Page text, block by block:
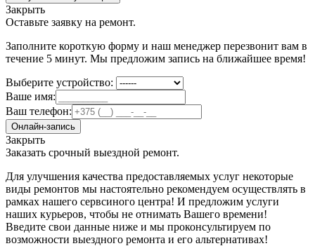
Закрыть
Оставьте заявку на ремонт.
Заполните короткую форму и наш менеджер перезвонит вам в
течение 5 минут. Мы предложим запись на ближайшее время!
Выберите устройство:
Ваше имя:
Ваш телефон:
Онлайн-запись
Закрыть
Заказать срочный выездной ремонт.
Для улучшения качества предоставляемых услуг некоторые
виды ремонтов мы настоятельно рекомендуем осуществлять в
рамках нашего сервсиного центра! И предложим услуги
наших курьеров, чтобы не отнимать Вашего времени!
Введите свои данные ниже и мы проконсультируем по
возможности выездного ремонта и его альтернативах!